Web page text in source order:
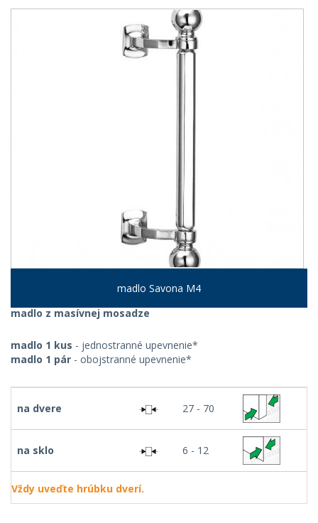
madlo Savona M4
madlo z masívnej mosadze
madlo 1 kus - jednostranné upevnenie*
madlo 1 pár - obojstranné upevnenie*
na dvere 27 - 70
na sklo 6 - 12
Vždy uveďte hrúbku dverí.